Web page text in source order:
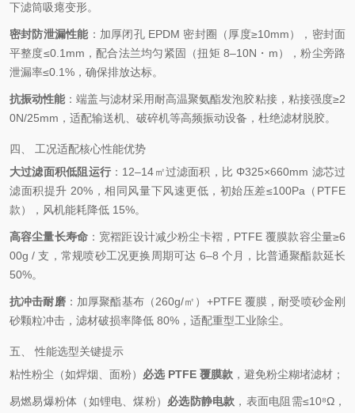
下滤筒吸瘪变形。
密封防泄漏性能：加厚闭孔 EPDM 密封圈（厚度≥10mm），密封面
平整度≤0.1mm，配合法兰均匀紧固（扭矩 8–10N・m），粉尘旁路
泄漏率≤0.1%，确保排放达标。
抗振动性能：端盖与滤材采用耐高温聚氨酯发泡胶粘接，粘接强度≥2
0N/25mm，适配输送机、破碎机等高频振动设备，杜绝滤材脱胶。
四、 工况适配核心性能优势
大过滤面积低阻运行 ：12–14㎡过滤面积，比 Φ325×660mm 滤芯过
滤面积提升 20%，相同风量下风速更低，初始压差≤100Pa（PTFE
款），风机能耗降低 15%。
高容尘量长寿命 ：宽褶距设计减少粉尘卡褶，PTFE 覆膜款容尘量≥6
00g / 支，常规喷砂工况更换周期可达 6–8 个月，比普通聚酯款延长
50%。
抗冲击耐磨：加厚聚酯基布（260g/㎡）+PTFE 覆膜，耐受喷砂金刚
砂颗粒冲击，滤材破损率降低 80%，适配重型工业除尘。
五、 性能选型关键提示
粘性粉尘（如焊烟、面粉） 必选 PTFE 覆膜款 ，避免粉尘糊堵滤材；
易燃易爆粉体（如锂电、煤粉） 必选防静电款 ，表面电阻需≤10⁸Ω，